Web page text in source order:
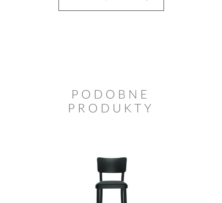
PODOBNE
PRODUKTY